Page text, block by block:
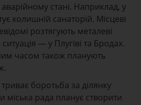
аварійному стані. Наприклад, у
колишній санаторій. Місцеві
розтягують металеві
— у Плугіві та Бродах.
часом також планують
боротьба за ділянку
міська рада планує створити